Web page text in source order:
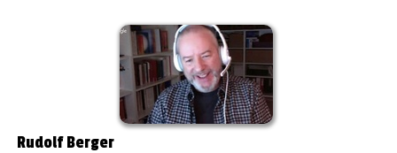
Rudolf Berger